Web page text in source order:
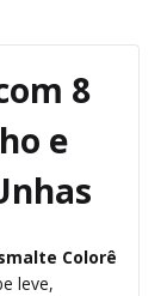
8
e
Colorê
leve,